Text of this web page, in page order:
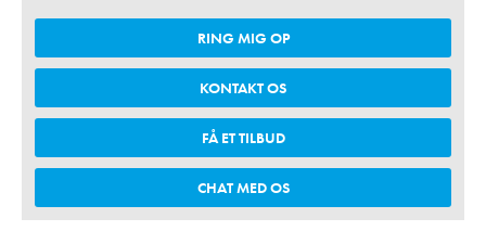
RING MIG OP
KONTAKT OS
FÅ ET TILBUD
CHAT MED OS